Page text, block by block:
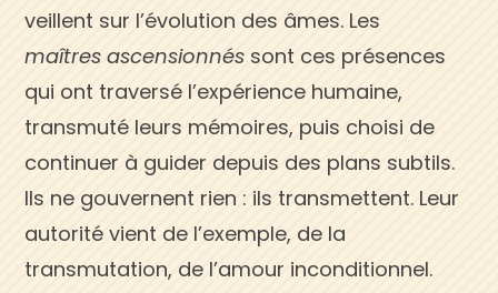
veillent sur l’évolution des âmes. Les
maîtres ascensionnés sont ces présences
qui ont traversé l’expérience humaine,
transmuté leurs mémoires, puis choisi de
continuer à guider depuis des plans subtils.
Ils ne gouvernent rien : ils transmettent. Leur
autorité vient de l’exemple, de la
transmutation, de l’amour inconditionnel.